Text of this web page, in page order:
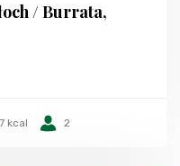
/ Burrata,
kcal 2